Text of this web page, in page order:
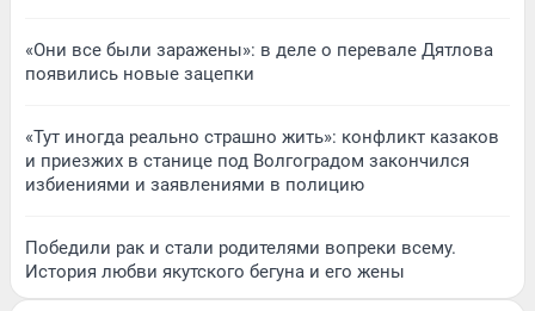
«Они все были заражены»: в деле о перевале Дятлова
появились новые зацепки
«Тут иногда реально страшно жить»: конфликт казаков
и приезжих в станице под Волгоградом закончился
избиениями и заявлениями в полицию
Победили рак и стали родителями вопреки всему.
История любви якутского бегуна и его жены